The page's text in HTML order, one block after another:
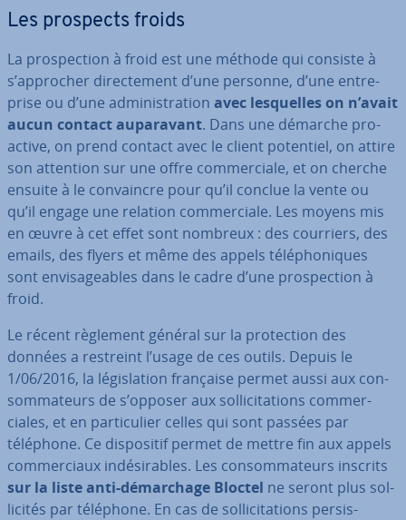
Les prospects froids
La pros­pec­tion à froid est une méthode qui consiste à
s’approcher di­rec­te­ment d’une personne, d’une en­tre­
prise ou d’une ad­mi­nis­tra­tion avec les­quelles on n’avait
aucun contact au­pa­ra­vant. Dans une démarche pro-
active, on prend contact avec le client potentiel, on attire
son attention sur une offre com­mer­ciale, et on cherche
ensuite à le con­vaincre pour qu’il conclue la vente ou
qu’il engage une relation com­mer­ciale. Les moyens mis
en œuvre à cet effet sont nombreux : des courriers, des
emails, des flyers et même des appels té­lé­pho­niques
sont en­vi­sa­geables dans le cadre d’une pros­pec­tion à
froid.
Le récent règlement général sur la pro­tec­tion des
données a restreint l’usage de ces outils. Depuis le
1/06/2016, la lé­gis­la­tion française permet aussi aux con­
som­ma­teurs de s’opposer aux sol­li­ci­ta­tions com­mer­
ciales, et en par­ti­cu­lier celles qui sont passées par
téléphone. Ce dis­po­si­tif permet de mettre fin aux appels
com­mer­ciaux in­dé­si­rables. Les con­som­ma­teurs inscrits
sur la liste anti-dé­mar­chage Bloctel ne seront plus sol­
li­ci­tés par téléphone. En cas de sol­li­ci­ta­tions per­sis­